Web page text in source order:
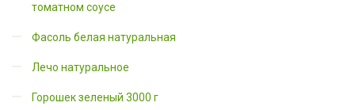
томатном соусе
Фасоль белая натуральная
Лечо натуральное
Горошек зеленый 3000 г